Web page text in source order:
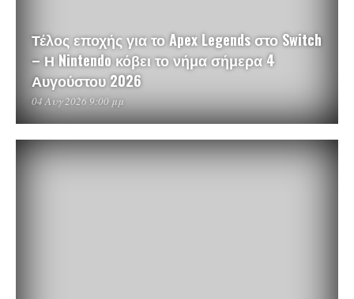
Τέλος εποχής για το Apex Legends στο Switch
– Η Nintendo κόβει το νήμα σήμερα 4
Αυγούστου 2026
04 Αυγ 2026 9:00 μμ